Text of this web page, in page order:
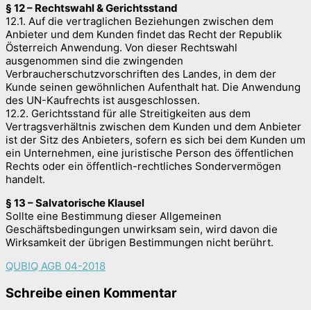
§ 12 – Rechtswahl & Gerichtsstand
12.1. Auf die vertraglichen Beziehungen zwischen dem
Anbieter und dem Kunden findet das Recht der Republik
Österreich Anwendung. Von dieser Rechtswahl
ausgenommen sind die zwingenden
Verbraucherschutzvorschriften des Landes, in dem der
Kunde seinen gewöhnlichen Aufenthalt hat. Die Anwendung
des UN-Kaufrechts ist ausgeschlossen.
12.2. Gerichtsstand für alle Streitigkeiten aus dem
Vertragsverhältnis zwischen dem Kunden und dem Anbieter
ist der Sitz des Anbieters, sofern es sich bei dem Kunden um
ein Unternehmen, eine juristische Person des öffentlichen
Rechts oder ein öffentlich-rechtliches Sondervermögen
handelt.
§ 13 – Salvatorische Klausel
Sollte eine Bestimmung dieser Allgemeinen
Geschäftsbedingungen unwirksam sein, wird davon die
Wirksamkeit der übrigen Bestimmungen nicht berührt.
QUBIQ AGB 04-2018
Schreibe einen Kommentar